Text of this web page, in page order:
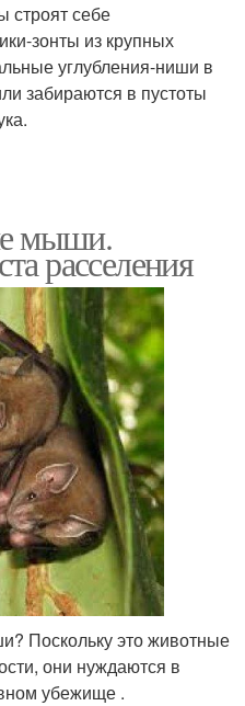
строят себе
зонты из крупных
углубления-ниши в
забираются в пустоты
мыши.
расселения
Поскольку это животные
они нуждаются в
убежище .